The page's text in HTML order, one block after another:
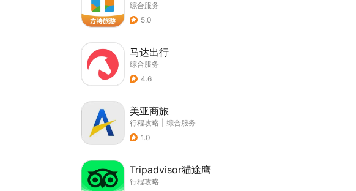
综合服务
5.0
马达出行
综合服务
4.6
美亚商旅
行程攻略
综合服务
1.0
Tripadvisor猫途鹰
行程攻略